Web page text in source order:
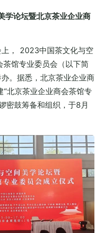
学论坛暨北京茶业企业商
， 2023中国茶文化与空
茶馆专业委员会（以下简
。据悉，北京茶业企业商
北京茶业企业商会茶馆专
密鼓筹备和组织，于8月